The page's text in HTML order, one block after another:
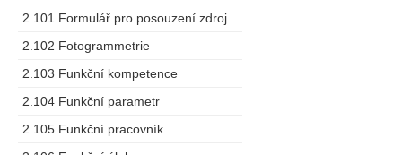
2.102 Fotogrammetrie
2.103 Funkční kompetence
2.104 Funkční parametr
2.105 Funkční pracovník